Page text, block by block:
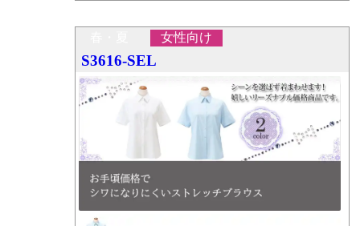
S3616-SEL
女性向け